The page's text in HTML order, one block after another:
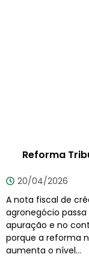
Reforma
20/04/2026
A nota fiscal de
agronegócio
apuração e no
porque a reforma
aumenta o nível...